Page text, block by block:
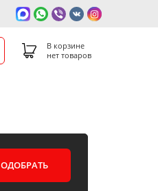
В корзине
нет товаров